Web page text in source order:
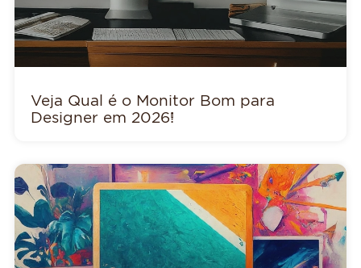
Veja Qual é o Monitor Bom para
Designer em 2026!